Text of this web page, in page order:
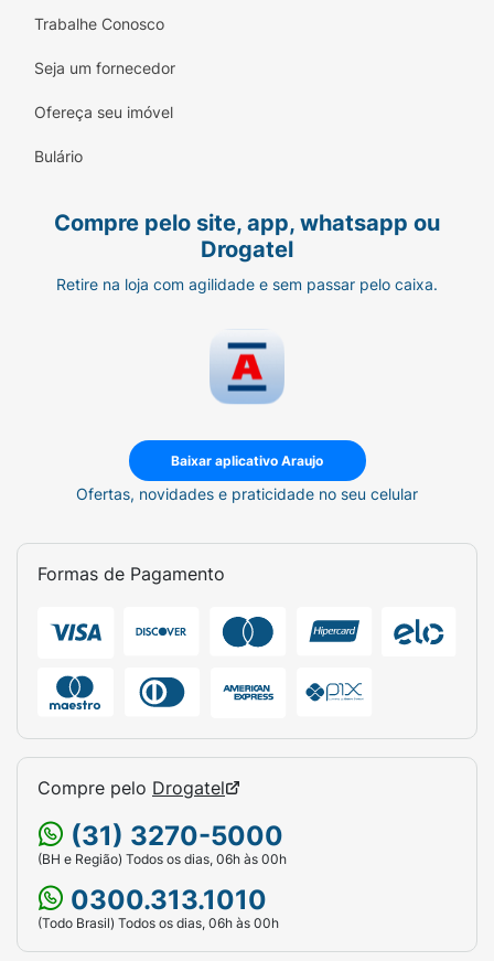
Trabalhe Conosco
Seja um fornecedor
Ofereça seu imóvel
Bulário
Compre pelo site, app, whatsapp ou
Drogatel
Retire na loja com agilidade e sem passar pelo caixa.
Baixar aplicativo Araujo
Ofertas, novidades e praticidade no seu celular
Formas de Pagamento
Compre pelo Drogatel
(31) 3270-5000
(BH e Região) Todos os dias, 06h às 00h
0300.313.1010
(Todo Brasil) Todos os dias, 06h às 00h